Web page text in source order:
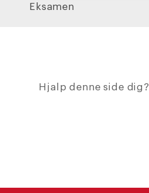
Eksamen
Hjalp denne side dig?